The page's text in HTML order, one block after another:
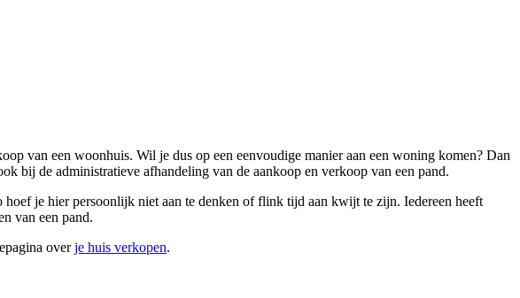
van een woonhuis. Wil je dus op een eenvoudige manier aan een woning komen? Dan
bij de administratieve afhandeling van de aankoop en verkoop van een pand.
je hier persoonlijk niet aan te denken of flink tijd aan kwijt te zijn. Iedereen heeft
van een pand.
overje huis verkopen.